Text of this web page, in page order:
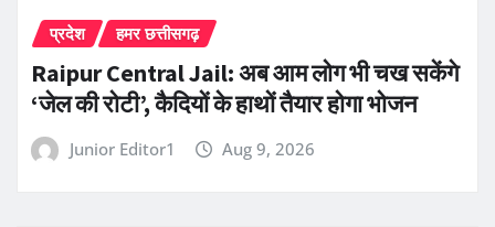
प्रदेश हमर छत्तीसगढ़
Raipur Central Jail: अब आम लोग भी चख सकेंगे
‘जेल की रोटी’, कैदियों के हाथों तैयार होगा भोजन
Junior Editor1 Aug 9, 2026